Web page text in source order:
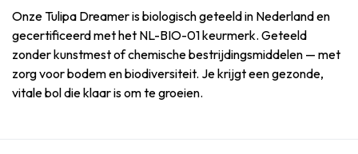
Onze Tulipa Dreamer is biologisch geteeld in Nederland en
gecertificeerd met het NL-BIO-01 keurmerk. Geteeld
zonder kunstmest of chemische bestrijdingsmiddelen — met
zorg voor bodem en biodiversiteit. Je krijgt een gezonde,
vitale bol die klaar is om te groeien.